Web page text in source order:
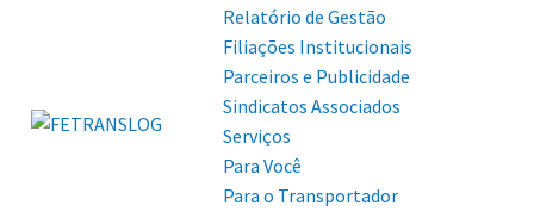
Relatório de Gestão
Filiações Institucionais
Parceiros e Publicidade
Sindicatos Associados
Serviços
Para Você
Para o Transportador